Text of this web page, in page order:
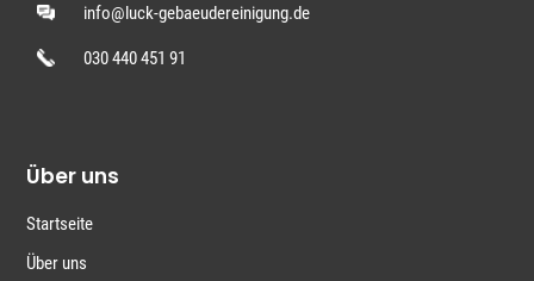
info@luck-gebaeudereinigung.de
030 440 451 91
Über uns
Startseite
Über uns